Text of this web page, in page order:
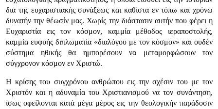
δια της ευχαριστιακής συνάξεως και καθίστα εν τόπω και χρόνω
δυνατήν την θέωσίν μας. Χωρίς την διάστασιν αυτήν που φέρει η
Ευχαριστία εις τον κόσμον, καμμία μέθοδος ιεραποστολής,
καμμία ευφυής διπλωματία «διαλόγου με τον κόσμον» και ουδέν
σύστημα ηθικής θα ημπορέσουν να μεταμορφώσουν τον
σύγχρονον κόσμον εν Χριστώ.
Η κρίσης του συγχρόνου ανθρώπου εις την σχέσιν του με τον
Χριστόν και η αδυναμία του Χριστιανισμού να τον συνάντηση,
ίσως οφείλονται κατά μέγα μέρος εις την θεολογικήν παράδοσιν